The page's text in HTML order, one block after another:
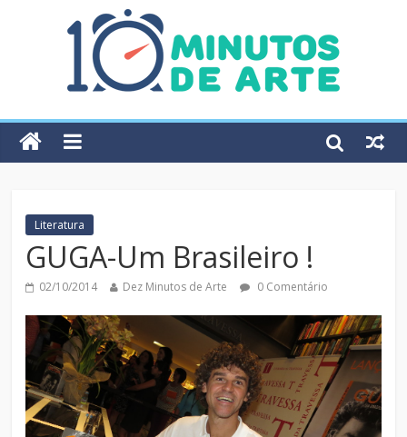
Literatura
GUGA-Um Brasileiro !
02/10/2014 Dez Minutos de Arte 0 Comentário